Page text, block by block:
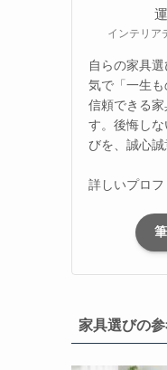
インテリア
自らの家具
気で「一生も
信頼できる
す。後悔し
びを、誠心誠
詳しいプロ
家具選びの